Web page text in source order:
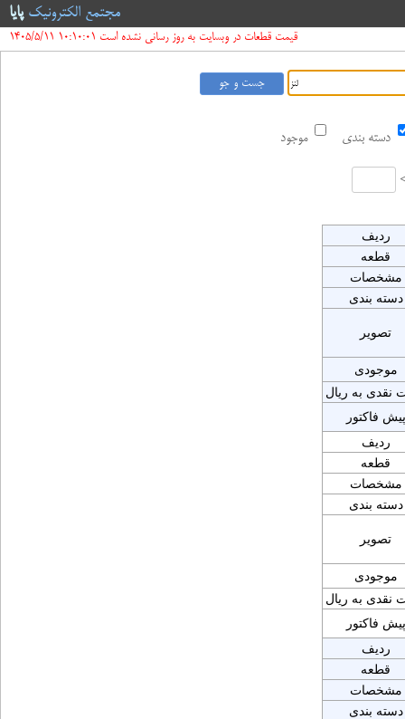
مجتمع الکترونیکپایا
قیمت قطعات در وبسایت به روز رسانی نشده است 10:10:01 1405/5/11
موجود دسته بندی
ردیف
قطعه
مشخصات
دسته بندی
تصویر
موجودی
نقدی به ریال
پیش فاکتور
ردیف
قطعه
مشخصات
دسته بندی
تصویر
موجودی
نقدی به ریال
پیش فاکتور
ردیف
قطعه
مشخصات
دسته بندی